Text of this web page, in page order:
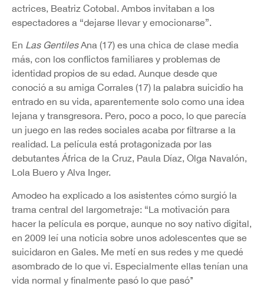
actrices, Beatriz Cotobal. Ambos invitaban a los
espectadores a “dejarse llevar y emocionarse”.
En Las GentilesAna (17) es una chica de clase media
más, con los conflictos familiares y problemas de
identidad propios de su edad. Aunque desde que
conoció a su amiga Corrales (17) la palabra suicidio ha
entrado en su vida, aparentemente solo como una idea
lejana y transgresora. Pero, poco a poco, lo que parecía
un juego en las redes sociales acaba por filtrarse a la
realidad. La película está protagonizada por las
debutantes África de la Cruz, Paula Díaz, Olga Navalón,
Lola Buero y Alva Inger.
Amodeo ha explicado a los asistentes cómo surgió la
trama central del largometraje: “La motivación para
hacer la película es porque, aunque no soy nativo digital,
en 2009 leí una noticia sobre unos adolescentes que se
suicidaron en Gales. Me metí en sus redes y me quedé
asombrado de lo que vi. Especialmente ellas tenían una
vida normal y finalmente pasó lo que pasó’’